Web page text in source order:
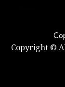
Copyright ©